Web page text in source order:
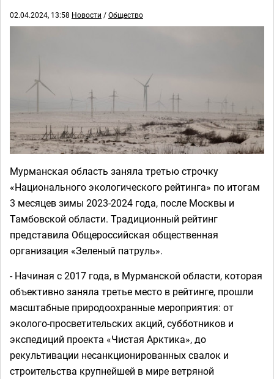
02.04.2024, 13:58 Новости /Общество
Мурманская область заняла третью строчку
«Национального экологического рейтинга» по итогам
3 месяцев зимы 2023-2024 года, после Москвы и
Тамбовской области. Традиционный рейтинг
представила Общероссийская общественная
организация «Зеленый патруль».
- Начиная с 2017 года, в Мурманской области, которая
объективно заняла третье место в рейтинге, прошли
масштабные природоохранные мероприятия: от
эколого-просветительских акций, субботников и
экспедиций проекта «Чистая Арктика», до
рекультивации несанкционированных свалок и
строительства крупнейшей в мире ветряной